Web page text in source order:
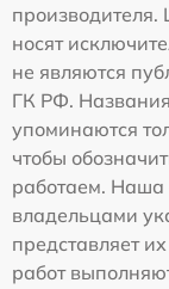
носят
не являются
ГК РФ.
упоминаются
чтобы
работаем.
владельцами
представляет
работ